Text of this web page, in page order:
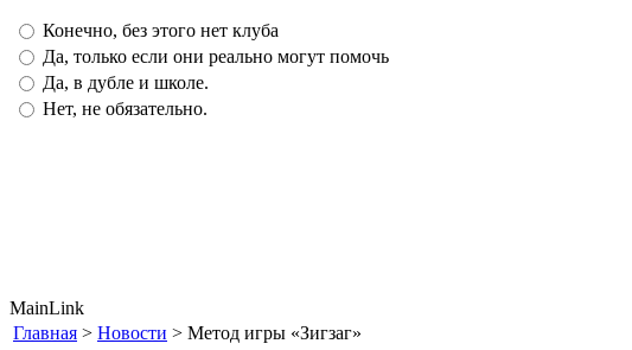
Конечно, без этого нет клуба
Да, только если они реально могут помочь
Да, в дубле и школе.
Нет, не обязательно.
MainLink
Главная > Новости > Метод игры «Зигзаг»